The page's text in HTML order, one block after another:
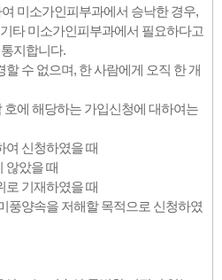
미소가인피부과에서 승낙한 경우,
타 미소가인피부과에서 필요하다고
지합니다.
할 수 없으며, 한 사람에게 오직 한 개
호에 해당하는 가입신청에 대하여는
여 신청하였을 때
않았을 때
로 기재하였을 때
풍양속을 저해할 목적으로 신청하였